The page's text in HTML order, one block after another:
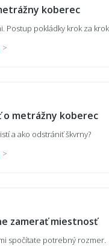
trieda u
najvhodnejší -
vhodný pre
koberec
Postup pokládky krok za
o metrážny koberec
a ako odstrániť škvrny?
zamerať miestnosť
spočítate potrebný rozmer.